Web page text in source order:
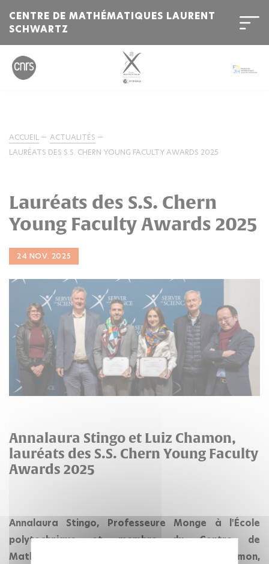
CENTRE DE MATHÉMATIQUES LAURENT
SCHWARTZ
ACCUEIL
ACTUALITÉS
LAURÉATS DES S.S. CHERN YOUNG FACULTY AWARDS 2025
Lauréats des S.S. Chern
Young Faculty Awards 2025
24 NOV. 2025
Annalaura Stingo et Luiz Chamon,
lauréats des S.S. Chern Young Faculty
Awards 2025
Annalaura Stingo, Professeure Monge à l'École
polytechnique et membre du Centre de
Mathématiques Laurent Schwartz, et Luiz Chamon,